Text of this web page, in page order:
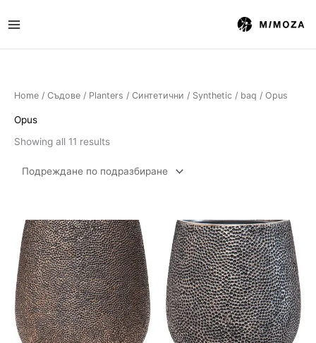
to
Home / Съдове / Planters / Синтетични / Synthetic / baq / Opus
Opus
Showing all 11 results